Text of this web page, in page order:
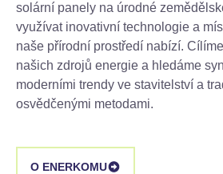
solární panely na úrodné
využívat inovativní technologie a
naše přírodní prostředí nabízí.
našich zdrojů energie a hledáme
moderními trendy ve stavitelství a
osvědčenými metodami.
O ENERKOMU